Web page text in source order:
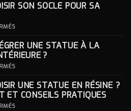
POUR
ICONIQUES
DES
CÉRÉMONIES
SON SOCLE POUR SA
SON
SOCLE
POUR
UNE STATUE À LA
?
UNE
STATUE
À
UNE STATUE EN RÉSINE ?
ET CONSEILS PRATIQUES